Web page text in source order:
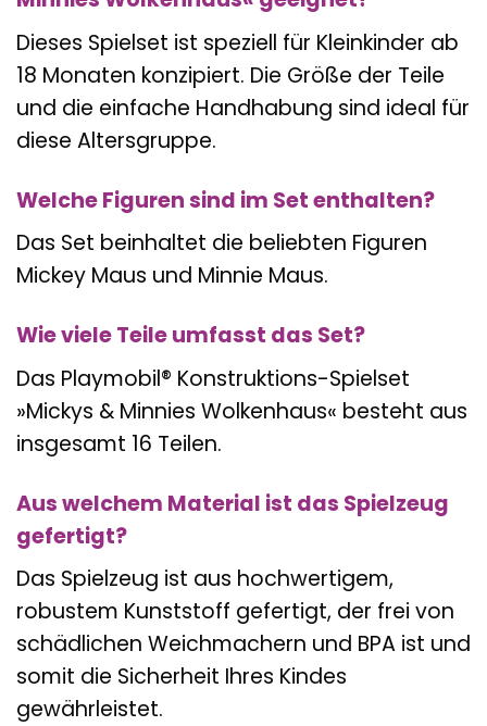
Dieses Spielset ist speziell für Kleinkinder ab
18 Monaten konzipiert. Die Größe der Teile
und die einfache Handhabung sind ideal für
diese Altersgruppe.
Welche Figuren sind im Set enthalten?
Das Set beinhaltet die beliebten Figuren
Mickey Maus und Minnie Maus.
Wie viele Teile umfasst das Set?
Das Playmobil® Konstruktions-Spielset
»Mickys & Minnies Wolkenhaus« besteht aus
insgesamt 16 Teilen.
Aus welchem Material ist das Spielzeug
gefertigt?
Das Spielzeug ist aus hochwertigem,
robustem Kunststoff gefertigt, der frei von
schädlichen Weichmachern und BPA ist und
somit die Sicherheit Ihres Kindes
gewährleistet.